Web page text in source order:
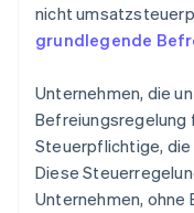
nicht
grundlegende
Unternehmen, die
Befreiungsregelung
Steuerpflichtige,
Diese
Unternehmen, ohne